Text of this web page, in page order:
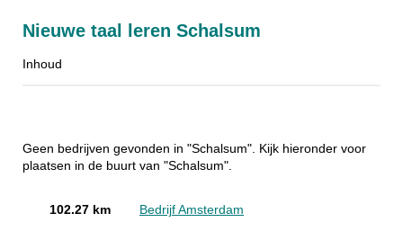
Nieuwe taal leren Schalsum
Inhoud
Geen bedrijven gevonden in "Schalsum". Kijk hieronder voor
plaatsen in de buurt van "Schalsum".
102.27 km Bedrijf Amsterdam